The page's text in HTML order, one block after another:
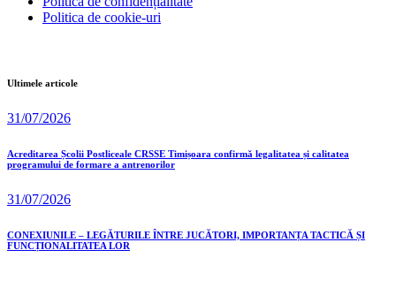
Politica de cookie-uri
Ultimele articole
31/07/2026
Acreditarea Școlii Postliceale CRSSE Timișoara confirmă legalitatea și calitatea
programului de formare a antrenorilor
31/07/2026
CONEXIUNILE – LEGĂTURILE ÎNTRE JUCĂTORI, IMPORTANȚA TACTICĂ ȘI
FUNCȚIONALITATEA LOR